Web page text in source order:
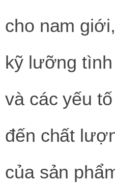
cho nam
kỹ lưỡng
và các yếu
đến chất
của sản